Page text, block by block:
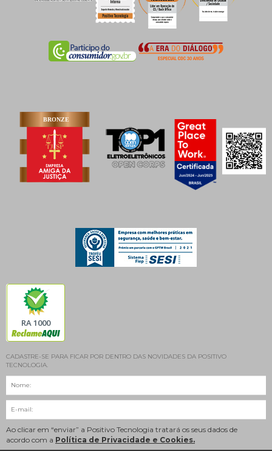
RA 1000
CADASTRE-SE PARA FICAR POR DENTRO DAS NOVIDADES DA POSITIVO
TECNOLOGIA.
Ao clicar em “enviar” a Positivo Tecnologia tratará os seus dados de
acordo com a Política de Privacidade e Cookies.